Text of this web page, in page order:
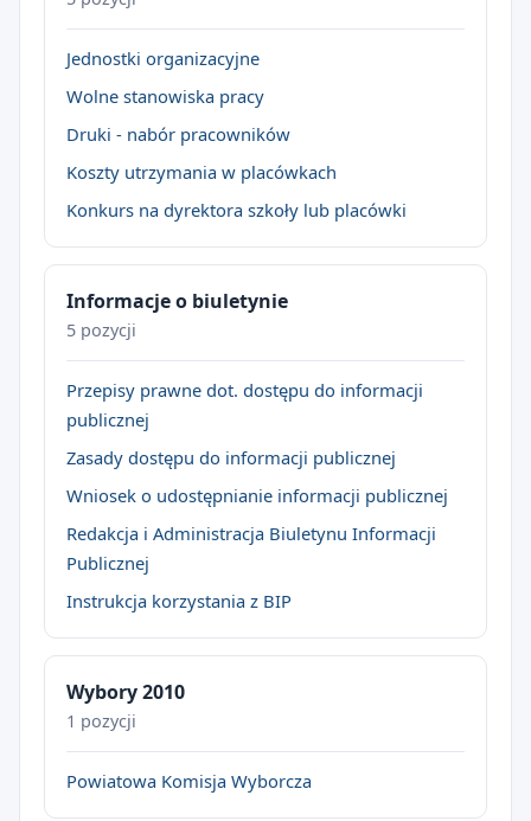
Jednostki organizacyjne
Wolne stanowiska pracy
Druki - nabór pracowników
Koszty utrzymania w placówkach
Konkurs na dyrektora szkoły lub placówki
Informacje o biuletynie
5 pozycji
Przepisy prawne dot. dostępu do informacji
publicznej
Zasady dostępu do informacji publicznej
Wniosek o udostępnianie informacji publicznej
Redakcja i Administracja Biuletynu Informacji
Publicznej
Instrukcja korzystania z BIP
Wybory 2010
1 pozycji
Powiatowa Komisja Wyborcza